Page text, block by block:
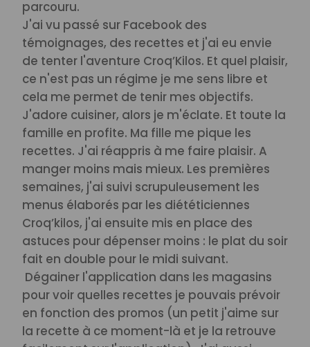
parcouru.
J'ai vu passé sur Facebook des
témoignages, des recettes et j'ai eu envie
de tenter l'aventure Croq’Kilos. Et quel plaisir,
ce n'est pas un régime je me sens libre et
cela me permet de tenir mes objectifs.
J'adore cuisiner, alors je m'éclate. Et toute la
famille en profite. Ma fille me pique les
recettes. J'ai réappris à me faire plaisir. A
manger moins mais mieux. Les premières
semaines, j'ai suivi scrupuleusement les
menus élaborés par les diététiciennes
Croq’kilos, j'ai ensuite mis en place des
astuces pour dépenser moins : le plat du soir
fait en double pour le midi suivant.
Dégainer l'application dans les magasins
pour voir quelles recettes je pouvais prévoir
en fonction des promos (un petit j'aime sur
la recette à ce moment-là et je la retrouve